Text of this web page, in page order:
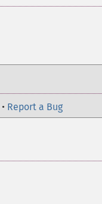
• Report a Bug